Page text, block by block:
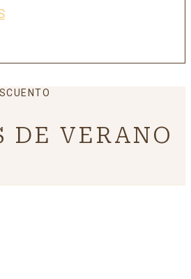
DE VERANO